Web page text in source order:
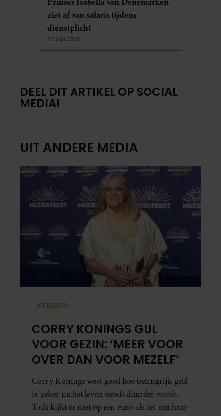
ziet af van salaris tijdens
dienstplicht
31 juli 2026
DEEL DIT ARTIKEL OP SOCIAL
MEDIA!
UIT ANDERE MEDIA
WEEKEND
CORRY KONINGS GUL
VOOR GEZIN: ‘MEER VOOR
OVER DAN VOOR MEZELF’
Corry Konings weet goed hoe belangrijk geld
is, zeker nu het leven steeds duurder wordt.
Toch kijkt ze niet op een euro als het om haar